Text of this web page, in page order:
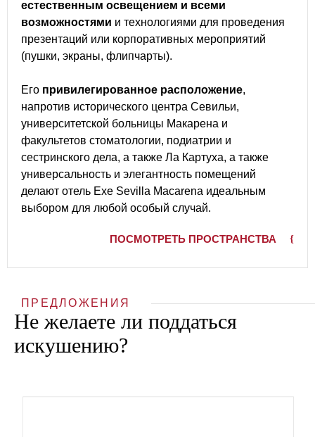
естественным освещением и всеми
возможностями и технологиями для проведения
презентаций или корпоративных мероприятий
(пушки, экраны, флипчарты).
Его привилегированное расположение,
напротив исторического центра Севильи,
университетской больницы Макарена и
факультетов стоматологии, подиатрии и
сестринского дела, а также Ла Картуха, а также
универсальность и элегантность помещений
делают отель Exe Sevilla Macarena идеальным
выбором для любой особый случай.
ПОСМОТРЕТЬ ПРОСТРАНСТВА
ПРЕДЛОЖЕНИЯ
Не желаете ли поддаться
искушению?